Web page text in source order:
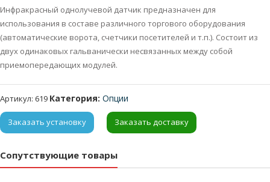
Инфракрасный однолучевой датчик предназначен для
использования в составе различного торгового оборудования
(автоматические ворота, счетчики посетителей и т.п.). Состоит из
двух одинаковых гальванически несвязанных между собой
приемопередающих модулей.
Артикул: 619 Категория: Опции
Заказать установку Заказать доставку
Сопутствующие товары